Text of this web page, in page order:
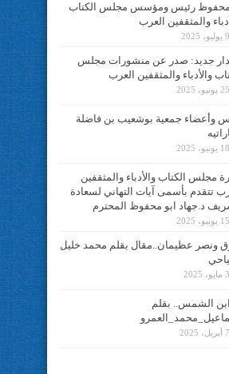
رئيس ومؤسس مجلس الكتاب
والمثقفين العرب
9 يوليو، 2025
جديد: صدر عن منشورات مجلس
والأدباء والمثقفين العرب
25 يونيو، 2025
وأعضاء جمعية بوشعيب بن فاضلة
18 يونيو، 2025
مجلس الكتاب والأدباء والمثقفين
تتقدم بأسمى آيات التهاني لسعادة
د.جهاد ابو محفوظ المحترم
15 يونيو، 2025
ونصر عظيمان..مقال بقلم محمد خليل
3 مايو، 2025
ابن الشمس.. بقلم
7 أبريل، 2025